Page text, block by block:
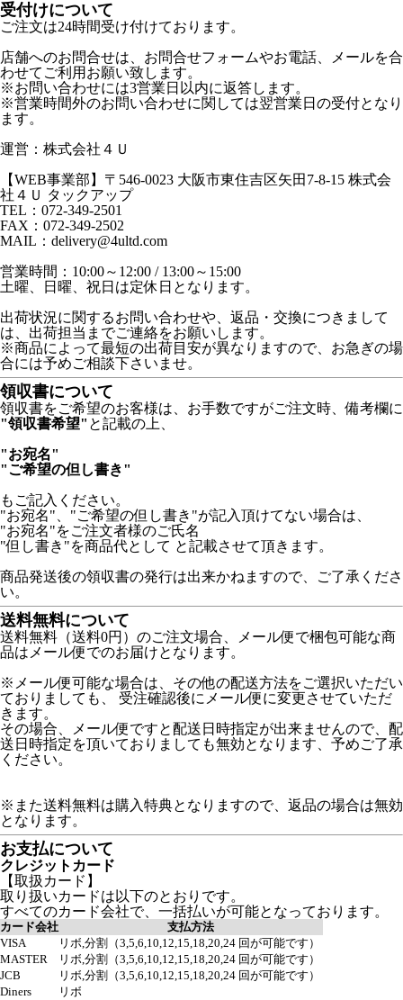
受付けについて
ご注文は24時間受け付けております。
店舗へのお問合せは、お問合せフォームやお電話、メールを合
わせてご利用お願い致します。
※お問い合わせには3営業日以内に返答します。
※営業時間外のお問い合わせに関しては翌営業日の受付となり
ます。
運営：株式会社４Ｕ
【WEB事業部】〒546-0023 大阪市東住吉区矢田7-8-15 株式会
社４Ｕ タックアップ
TEL：072-349-2501
FAX：072-349-2502
MAIL：delivery@4ultd.com
営業時間：10:00～12:00 / 13:00～15:00
土曜、日曜、祝日は定休日となります。
出荷状況に関するお問い合わせや、返品・交換につきまして
は、出荷担当までご連絡をお願いします。
※商品によって最短の出荷目安が異なりますので、お急ぎの場
合には予めご相談下さいませ。
領収書について
領収書をご希望のお客様は、お手数ですがご注文時、備考欄に
"領収書希望" と記載の上、
"お宛名"
"ご希望の但し書き"
もご記入ください。
"お宛名"、"ご希望の但し書き"が記入頂けてない場合は、
"お宛名"をご注文者様のご氏名
"但し書き"を商品代として と記載させて頂きます。
商品発送後の領収書の発行は出来かねますので、ご了承くださ
い。
送料無料について
送料無料（送料0円）のご注文場合、メール便で梱包可能な商
品はメール便でのお届けとなります。
※メール便可能な場合は、その他の配送方法をご選択いただい
ておりましても、 受注確認後にメール便に変更させていただ
きます。
その場合、メール便ですと配送日時指定が出来ませんので、配
送日時指定を頂いておりましても無効となります、予めご了承
ください。
※また送料無料は購入特典となりますので、返品の場合は無効
となります。
お支払について
クレジットカード
【取扱カード】
取り扱いカードは以下のとおりです。
すべてのカード会社で、一括払いが可能となっております。
カード会社
支払方法
VISA
リボ,分割（3,5,6,10,12,15,18,20,24 回が可能です）
MASTER
リボ,分割（3,5,6,10,12,15,18,20,24 回が可能です）
JCB
リボ,分割（3,5,6,10,12,15,18,20,24 回が可能です）
Diners
リボ